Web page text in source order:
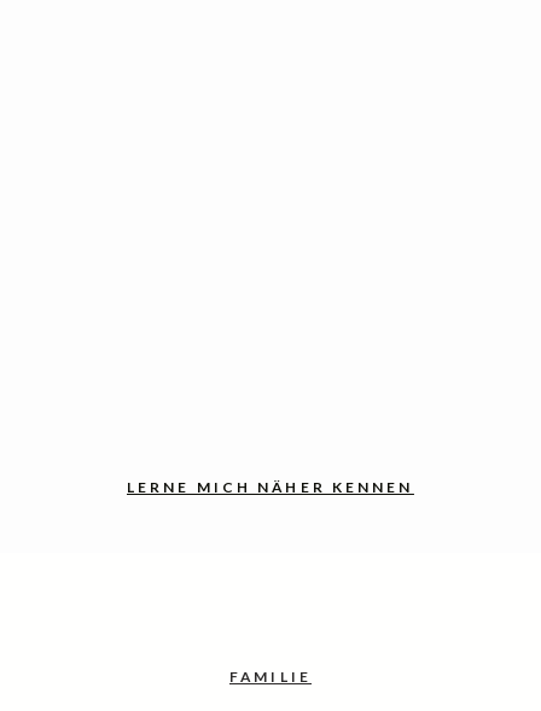
LERNE MICH NÄHER KENNEN
FAMILIE